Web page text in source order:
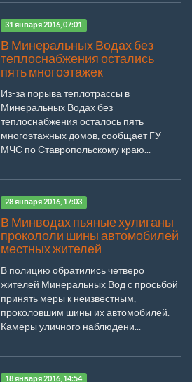
31 января 2016, 07:01
В Минеральных Водах без
теплоснабжения остались
пять многоэтажек
Из-за порыва теплотрассы в
Минеральных Водах без
теплоснабжения осталось пять
многоэтажных домов, сообщает ГУ
МЧС по Ставропольскому краю...
28 января 2016, 17:03
В Минводах пьяные хулиганы
прокололи шины автомобилей
местных жителей
В полицию обратились четверо
жителей Минеральных Вод с просьбой
принять меры к неизвестным,
проколовшим шины их автомобилей.
Камеры уличного наблюдени...
18 января 2016, 14:54